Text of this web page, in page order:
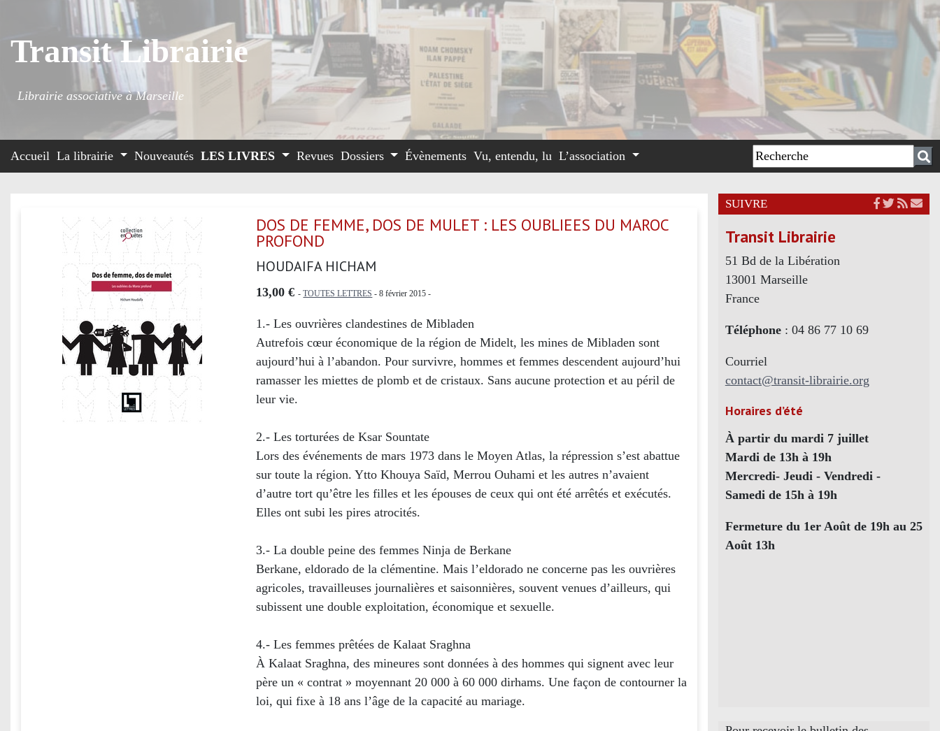
Transit Librairie
Librairie associative à Marseille
Accueil La librairie Nouveautés LES LIVRES Revues Dossiers Évènements Vu, entendu, lu L’association
DOS DE FEMME, DOS DE MULET : LES OUBLIEES DU MAROC
PROFOND
HOUDAIFA HICHAM
13,00 € -TOUTES LETTRES - 8 février 2015 -
1.- Les ouvrières clandestines de Mibladen
Autrefois cœur économique de la région de Midelt, les mines de Mibladen sont
aujourd’hui à l’abandon. Pour survivre, hommes et femmes descendent aujourd’hui
ramasser les miettes de plomb et de cristaux. Sans aucune protection et au péril de
leur vie.
2.- Les torturées de Ksar Sountate
Lors des événements de mars 1973 dans le Moyen Atlas, la répression s’est abattue
sur toute la région. Ytto Khouya Saïd, Merrou Ouhami et les autres n’avaient
d’autre tort qu’être les filles et les épouses de ceux qui ont été arrêtés et exécutés.
Elles ont subi les pires atrocités.
3.- La double peine des femmes Ninja de Berkane
Berkane, eldorado de la clémentine. Mais l’eldorado ne concerne pas les ouvrières
agricoles, travailleuses journalières et saisonnières, souvent venues d’ailleurs, qui
subissent une double exploitation, économique et sexuelle.
4.- Les femmes prêtées de Kalaat Sraghna
À Kalaat Sraghna, des mineures sont données à des hommes qui signent avec leur
père un « contrat » moyennant 20 000 à 60 000 dirhams. Une façon de contourner la
loi, qui fixe à 18 ans l’âge de la capacité au mariage.
SUIVRE
Transit Librairie
51 Bd de la Libération
13001 Marseille
France
Téléphone: 04 86 77 10 69
Courriel
contact@transit-librairie.org
Horaires d’été
À partir du mardi 7 juillet
Mardi de 13h à 19h
Mercredi- Jeudi - Vendredi -
Samedi de 15h à 19h
Fermeture du 1er Août de 19h au 25
Août 13h